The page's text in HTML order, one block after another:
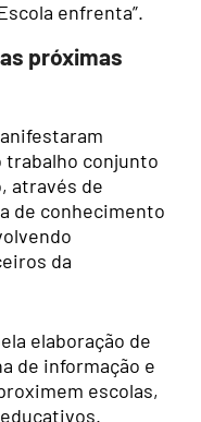
enfrenta”.
próximas
trabalho conjunto
através de
de conhecimento
da
elaboração de
de informação e
escolas,